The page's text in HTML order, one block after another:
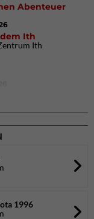
Abenteuer
dem Ith
Ith
1996